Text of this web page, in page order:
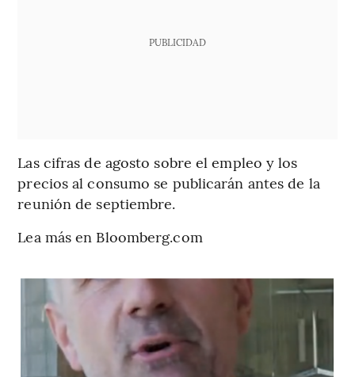
PUBLICIDAD
Las cifras de agosto sobre el empleo y los
precios al consumo se publicarán antes de la
reunión de septiembre.
Lea más en Bloomberg.com